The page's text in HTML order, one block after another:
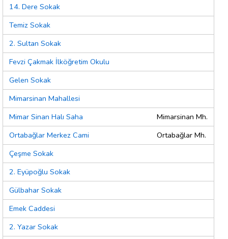
14. Dere Sokak
Temiz Sokak
2. Sultan Sokak
Fevzi Çakmak İlköğretim Okulu
Gelen Sokak
Mimarsinan Mahallesi
Mimar Sinan Halı Saha
Mimarsinan Mh.
Ortabağlar Merkez Cami
Ortabağlar Mh.
Çeşme Sokak
2. Eyüpoğlu Sokak
Gülbahar Sokak
Emek Caddesi
2. Yazar Sokak